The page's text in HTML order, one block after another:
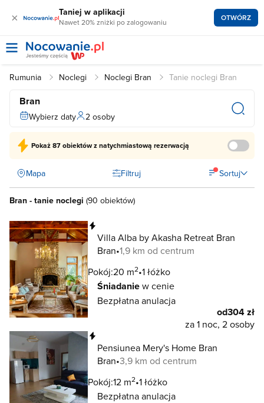
× Taniej w aplikacji
Nawet 20% zniżki po zalogowaniu OTWÓRZ
Rumunia Noclegi Noclegi Bran Tanie noclegi Bran
Bran
Wybierz daty 2 osoby
Pokaż87 obiektówz natychmiastową rezerwacją
Mapa Filtruj Sortuj
Bran - tanie noclegi (90 obiektów)
Villa Alba by Akasha Retreat Bran
Bran 1,9 km od centrum
Pokój:20 m2 1 łóżko
Śniadaniew cenie
Bezpłatna anulacja
od304 zł
za 1 noc, 2 osoby
Pensiunea Mery's Home Bran
Bran 3,9 km od centrum
Pokój:12 m2 1 łóżko
Bezpłatna anulacja